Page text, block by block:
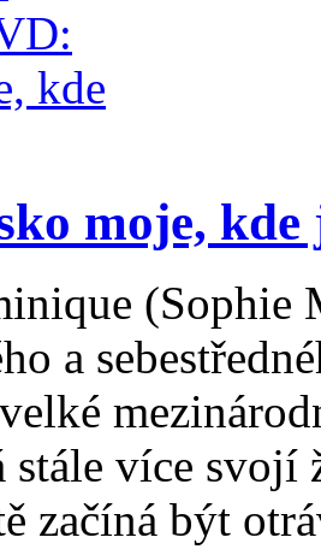
moje, kde
(Sophie
a
stále více
začíná být